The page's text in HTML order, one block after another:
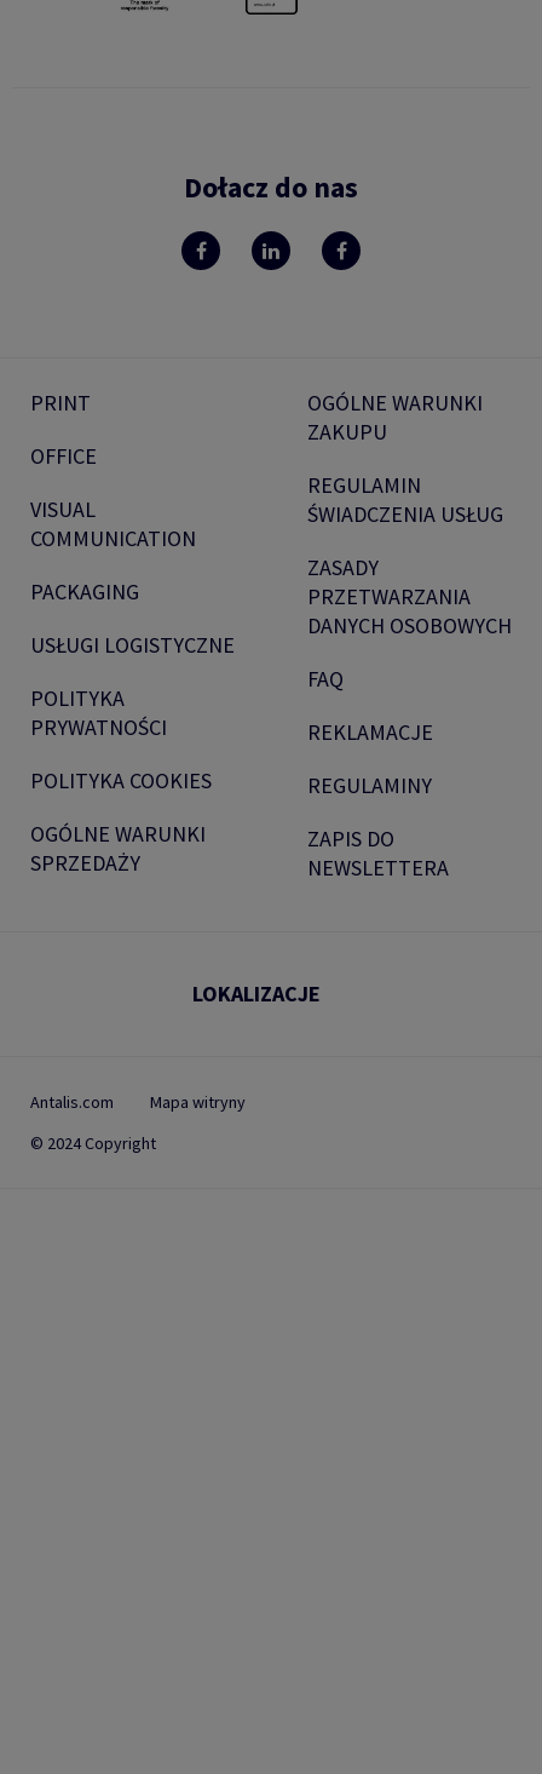
Dołacz do nas
PRINT
OFFICE
VISUAL
COMMUNICATION
PACKAGING
USŁUGI LOGISTYCZNE
POLITYKA
PRYWATNOŚCI
POLITYKA COOKIES
OGÓLNE WARUNKI
SPRZEDAŻY
OGÓLNE WARUNKI
ZAKUPU
REGULAMIN
ŚWIADCZENIA USŁUG
ZASADY
PRZETWARZANIA
DANYCH OSOBOWYCH
FAQ
REKLAMACJE
REGULAMINY
ZAPIS DO
NEWSLETTERA
LOKALIZACJE
Antalis.com
Mapa witryny
© 2024 Copyright